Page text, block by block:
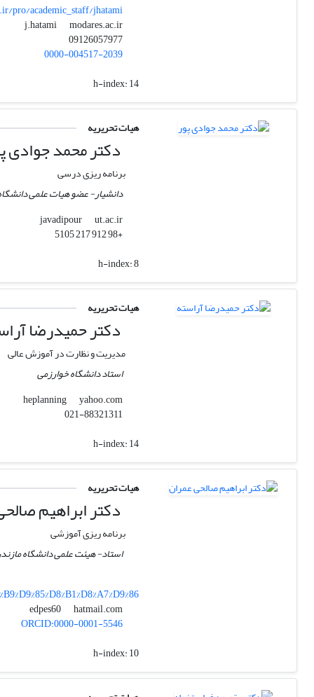
pro/academic_staff/jhatami
j.hatami
modares.ac.ir
09126057977
0000-004517-2039
h-index:14
هیات تحریریه
دکتر محمد جوادی
برنامه ریزی درسی
دانشیار- عضو هیات علمی
javadipour
ut.ac.ir
+98 912 217 5105
h-index:8
هیات تحریریه
دکتر حمیدرضا
مدیریت و نظارت در آموزش عالی
استاد دانشگاه خوارزمی
heplanning
yahoo.com
h-index:14
هیات تحریریه
دکتر ابراهیم
برنامه ریزی آموزشی
استاد- هیئت علمی دانشگاه
edpes60
hatmail.com
ORCID:0000-0001-5546
h-index:10